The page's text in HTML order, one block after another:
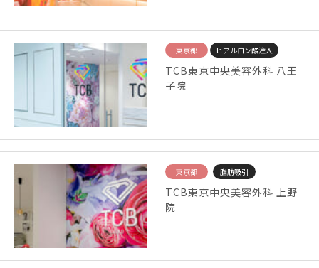
東京都 ヒアルロン酸注入
TCB東京中央美容外科 八王
子院
東京都 脂肪吸引
TCB東京中央美容外科 上野
院